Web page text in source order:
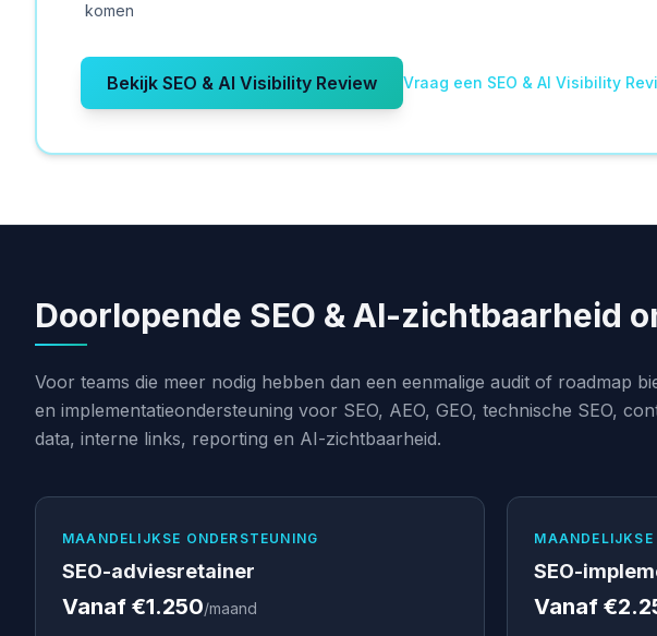
komen
Bekijk SEO & AI Visibility Review Vraag een SEO & AI Visibility
Doorlopende SEO & AI-zichtbaarheid
Voor teams die meer nodig hebben dan een eenmalige audit of roadmap
en implementatieondersteuning voor SEO, AEO, GEO, technische SEO,
data, interne links, reporting en AI-zichtbaarheid.
MAANDELIJKSE ONDERSTEUNING
SEO-adviesretainer
Vanaf €1.250/maand
MAANDELIJKSE
SEO-
Vanaf